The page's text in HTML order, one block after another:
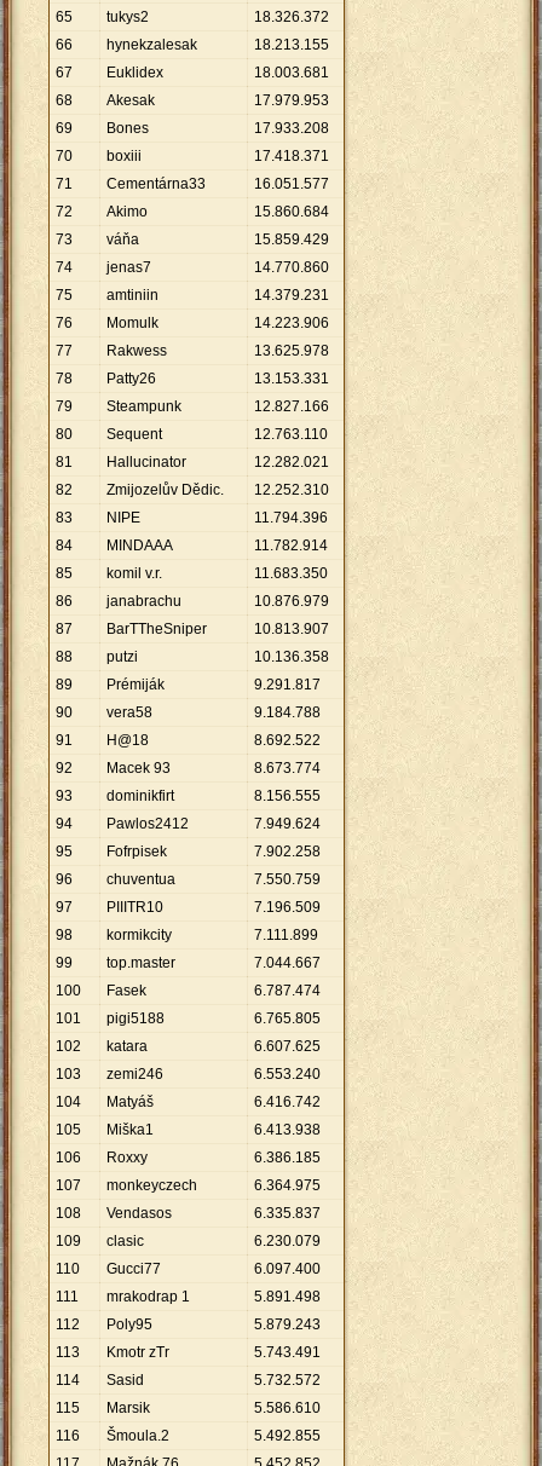
65
tukys2 18.326.372
66
hynekzalesak 18.213.155
67
Euklidex 18.003.681
68
Akesak 17.979.953
69
Bones 17.933.208
70
boxiii 17.418.371
71
Cementárna33 16.051.577
72
Akimo 15.860.684
73
váňa 15.859.429
74
jenas7 14.770.860
75
amtiniin 14.379.231
76
Momulk 14.223.906
77
Rakwess 13.625.978
78
Patty26 13.153.331
79
Steampunk 12.827.166
80
Sequent 12.763.110
81
Hallucinator 12.282.021
82
Zmijozelův Dědic. 12.252.310
83
NIPE 11.794.396
84
MINDAAA 11.782.914
85
komil v.r. 11.683.350
86
janabrachu 10.876.979
87
BarTTheSniper 10.813.907
88
putzi 10.136.358
89
Prémiják 9.291.817
90
vera58 9.184.788
91
H@18 8.692.522
92
Macek 93 8.673.774
93
dominikfirt 8.156.555
94
Pawlos2412 7.949.624
95
Fofrpisek 7.902.258
96
chuventua 7.550.759
97
PIIITR10 7.196.509
98
kormikcity 7.111.899
99
top.master 7.044.667
100
Fasek 6.787.474
101
pigi5188 6.765.805
102
katara 6.607.625
103
zemi246 6.553.240
104
Matyáš 6.416.742
105
Miška1 6.413.938
106
Roxxy 6.386.185
107
monkeyczech 6.364.975
108
Vendasos 6.335.837
109
clasic 6.230.079
110
Gucci77 6.097.400
111
mrakodrap 1 5.891.498
112
Poly95 5.879.243
113
Kmotr zTr 5.743.491
114
Sasid 5.732.572
115
Marsik 5.586.610
116
Šmoula.2 5.492.855